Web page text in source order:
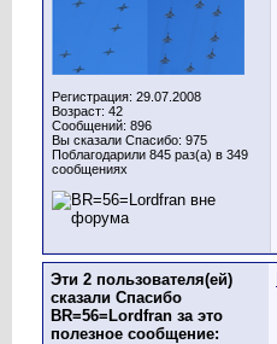
Регистрация: 29.07.2008
Возраст: 42
Сообщений: 896
Вы сказали Спасибо: 975
Поблагодарили 845 раз(а) в 349
сообщениях
Эти 2 пользователя(ей)
сказали Спасибо
BR=56=Lordfran за это
полезное сообщение: